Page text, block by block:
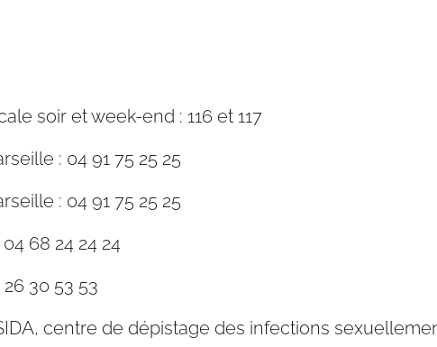
soir et week-end : 116 et 117
: 04 91 75 25 25
: 04 91 75 25 25
68 24 24 24
30 53 53
centre de dépistage des infections